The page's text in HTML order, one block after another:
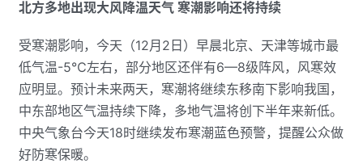
北方多地出现大风降温天气 寒潮影响还将持续
受寒潮影响，今天（12月2日）早晨北京、天津等城市最
低气温-5℃左右，部分地区还伴有6—8级阵风，风寒效
应明显。预计未来两天，寒潮将继续东移南下影响我国，
中东部地区气温持续下降，多地气温将创下半年来新低。
中央气象台今天18时继续发布寒潮蓝色预警，提醒公众做
好防寒保暖。